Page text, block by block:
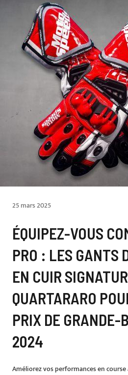
25 mars 2025
ÉQUIPEZ-VOUS
PRO : LES GANTS
EN CUIR
QUARTARARO
PRIX DE GRANDE-
2024
Améliorez vos performances en